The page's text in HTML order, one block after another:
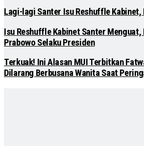
Lagi-lagi Santer Isu Reshuffle Kabinet,
Isu Reshuffle Kabinet Santer
Prabowo Selaku Presiden
Terkuak! Ini Alasan MUI Terbitkan
Dilarang Berbusana Wanita Saat